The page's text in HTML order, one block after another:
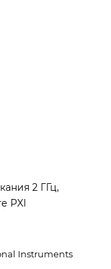
2 ГГц,
PXI
Instruments